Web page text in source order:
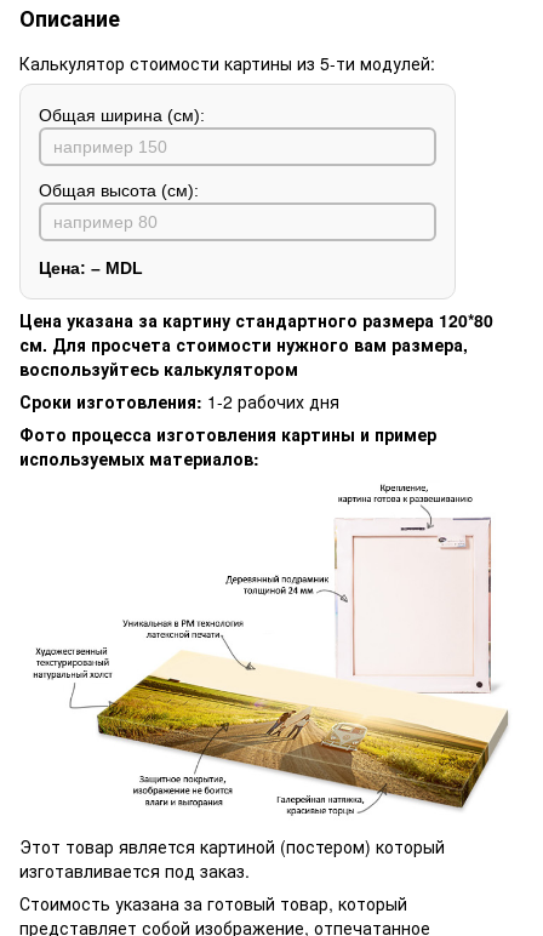
Описание
Калькулятор стоимости картины из 5-ти модулей:
Общая ширина (см):
Общая высота (см):
Цена: – MDL
Цена указана за картину стандартного размера 120*80
см. Для просчета стоимости нужного вам размера,
воспользуйтесь калькулятором
Сроки изготовления: 1-2 рабочих дня
Фото процесса изготовления картины и пример
используемых материалов:
Этот товар является картиной (постером) который
изготавливается под заказ.
Стоимость указана за готовый товар, который
представляет собой изображение, отпечатанное